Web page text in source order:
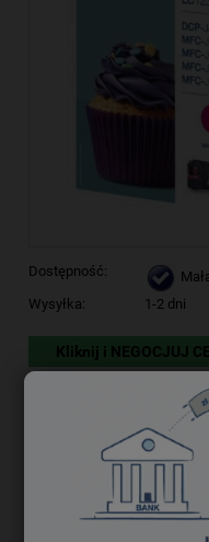
Dostępność:
Wysyłka:
1-2 dni
Kliknij i NEGOCJUJ
53,41 zł